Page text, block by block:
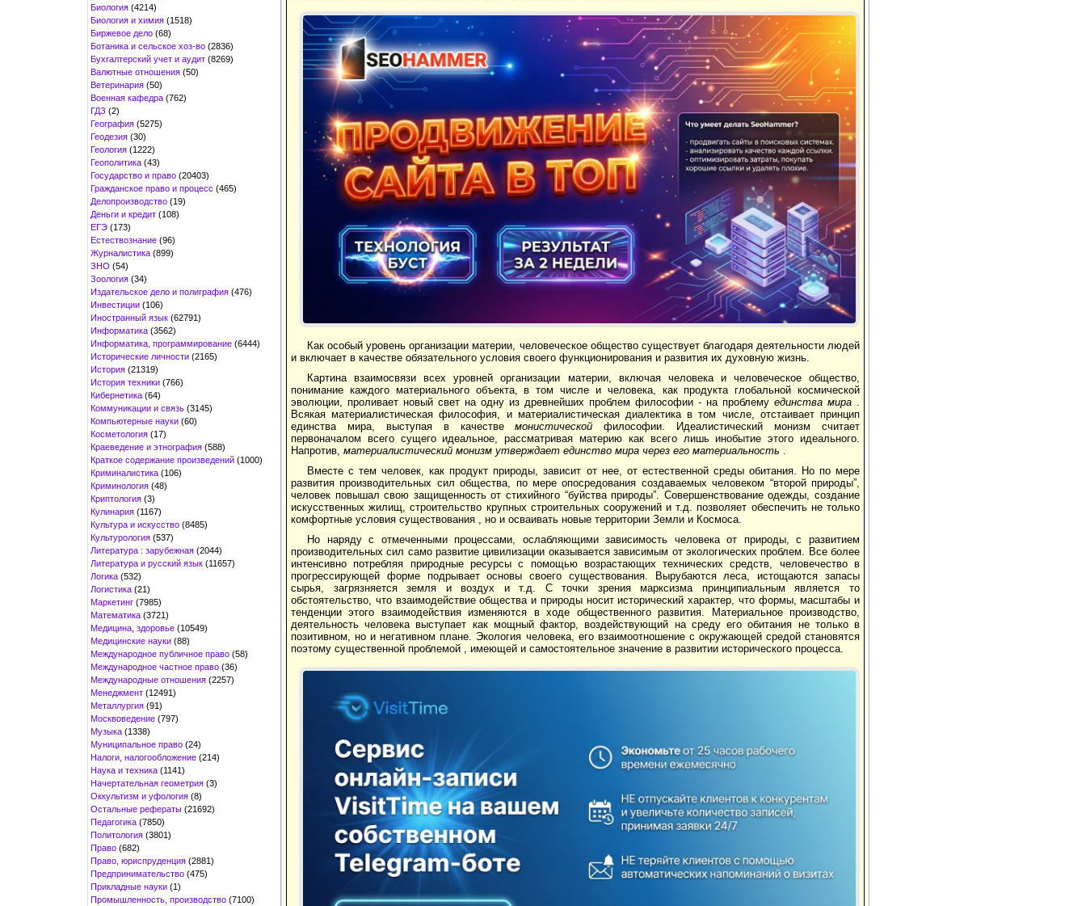
Биология (4214)
Биология и химия (1518)
Биржевое дело (68)
Ботаника и сельское хоз-во (2836)
Бухгалтерский учет и аудит (8269)
Валютные отношения (50)
Ветеринария (50)
Военная кафедра (762)
ГДЗ (2)
География (5275)
Геодезия (30)
Геология (1222)
Геополитика (43)
Государство и право (20403)
Гражданское право и процесс (465)
Делопроизводство (19)
Деньги и кредит (108)
ЕГЭ (173)
Естествознание (96)
Журналистика (899)
ЗНО (54)
Зоология (34)
Издательское дело и полиграфия (476)
Инвестиции (106)
Иностранный язык (62791)
Информатика (3562)
Информатика, программирование (6444)
Исторические личности (2165)
История (21319)
История техники (766)
Кибернетика (64)
Коммуникации и связь (3145)
Компьютерные науки (60)
Косметология (17)
Краеведение и этнография (588)
Краткое содержание произведений (1000)
Криминалистика (106)
Криминология (48)
Криптология (3)
Кулинария (1167)
Культура и искусство (8485)
Культурология (537)
Литература : зарубежная (2044)
Литература и русский язык (11657)
Логика (532)
Логистика (21)
Маркетинг (7985)
Математика (3721)
Медицина, здоровье (10549)
Медицинские науки (88)
Международное публичное право (58)
Международное частное право (36)
Международные отношения (2257)
Менеджмент (12491)
Металлургия (91)
Москвоведение (797)
Музыка (1338)
Муниципальное право (24)
Налоги, налогообложение (214)
Наука и техника (1141)
Начертательная геометрия (3)
Оккультизм и уфология (8)
Остальные рефераты (21692)
Педагогика (7850)
Политология (3801)
Право (682)
Право, юриспруденция (2881)
Предпринимательство (475)
Прикладные науки (1)
Промышленность, производство (7100)
Реклама
Как особый уровень организации материи, человеческое общество существует благодаря деятельности людей
и включает в качестве обязательного условия своего функционирования и развития их духовную жизнь.
Картина взаимосвязи всех уровней организации материи, включая человека и человеческое общество,
понимание каждого материального объекта, в том числе и человека, как продукта глобальной космической
эволюции, проливает новый свет на одну из древнейших проблем философии - на проблему единства мира .
Всякая материалистическая философия, и материалистическая диалектика в том числе, отстаивает принцип
единства мира, выступая в качествемонистической философии. Идеалистический монизм считает
первоначалом всего сущего идеальное, рассматривая материю как всего лишь инобытие этого идеального.
Напротив, материалистический монизм утверждает единство мира через его материальность .
Вместе с тем человек, как продукт природы, зависит от нее, от естественной среды обитания. Но по мере
развития производительных сил общества, по мере опосредования создаваемых человеком “второй природы”,
человек повышал свою защищенность от стихийного “буйства природы”. Совершенствование одежды, создание
искусственных жилищ, строительство крупных строительных сооружений и т.д. позволяет обеспечить не только
комфортные условия существования , но и осваивать новые территории Земли и Космоса.
Но наряду с отмеченными процессами, ослабляющими зависимость человека от природы, с развитием
производительных сил само развитие цивилизации оказывается зависимым от экологических проблем. Все более
интенсивно потребляя природные ресурсы с помощью возрастающих технических средств, человечество в
прогрессирующей форме подрывает основы своего существования. Вырубаются леса, истощаются запасы
сырья, загрязняется земля и воздух и т.д. С точки зрения марксизма принципиальным является то
обстоятельство, что взаимодействие общества и природы носит исторический характер, что формы, масштабы и
тенденции этого взаимодействия изменяются в ходе общественного развития. Материальное производство,
деятельность человека выступает как мощный фактор, воздействующий на среду его обитания не только в
позитивном, но и негативном плане. Экология человека, его взаимоотношение с окружающей средой становятся
поэтому существенной проблемой , имеющей и самостоятельное значение в развитии исторического процесса.